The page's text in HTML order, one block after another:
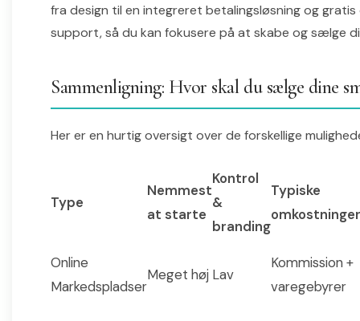
fra design til en integreret betalingsløsning og gratis
support, så du kan fokusere på at skabe og sælge
Sammenligning: Hvor skal du sælge dine
Her er en hurtig oversigt over de forskellige
Type
Nemmest
at starte
Kontrol
&
branding
Typiske
omkostninger
Online
Markedspladser
Meget høj Lav
Kommission +
varegebyrer